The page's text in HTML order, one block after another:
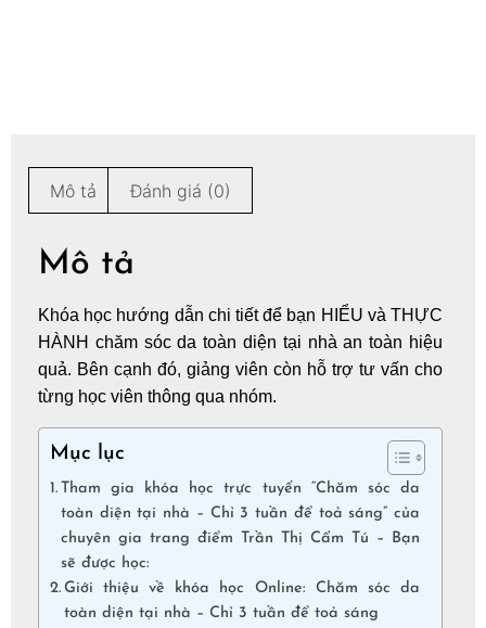
Mô tả Đánh giá (0)
Mô tả
Khóa học hướng dẫn chi tiết để bạn HIỂU và THỰC
HÀNH chăm sóc da toàn diện tại nhà an toàn hiệu
quả. Bên cạnh đó, giảng viên còn hỗ trợ tư vấn cho
từng học viên thông qua nhóm.
Mục lục
Tham gia khóa học trực tuyến “Chăm sóc da
toàn diện tại nhà – Chỉ 3 tuần để toả sáng” của
chuyên gia trang điểm Trần Thị Cẩm Tú – Bạn
sẽ được học:
Giới thiệu về khóa học Online: Chăm sóc da
toàn diện tại nhà – Chỉ 3 tuần để toả sáng